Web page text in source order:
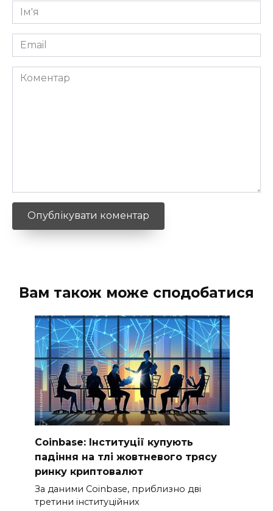
Ім'я
*
Email
*
Коментар
Вам також може сподобатися
Coinbase: Інституції купують
падіння на тлі жовтневого трясу
ринку криптовалют
За даними Coinbase, приблизно дві
третини інституційних